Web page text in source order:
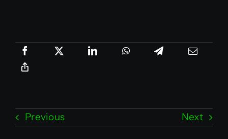
Previous Next